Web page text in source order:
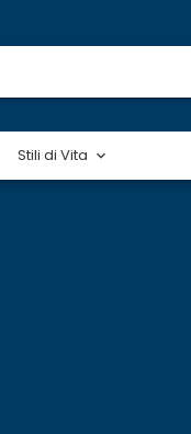
Stili di Vita